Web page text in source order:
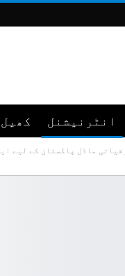
انٹرنیشنل کھیل
ماڈل پاکستان کے لیے